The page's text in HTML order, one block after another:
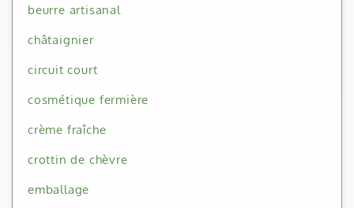
beurre artisanal
châtaignier
circuit court
cosmétique fermière
crème fraîche
crottin de chèvre
emballage